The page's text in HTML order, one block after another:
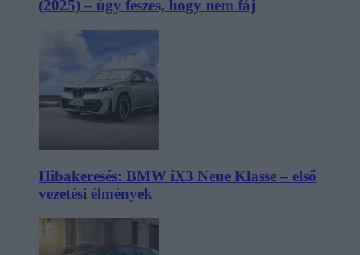
(2025) – úgy feszes, hogy nem fáj
Hibakeresés: BMW iX3 Neue Klasse – első
vezetési élmények